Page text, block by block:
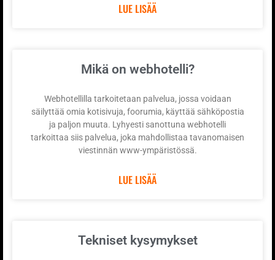
LUE LISÄÄ
Mikä on webhotelli?
Webhotellilla tarkoitetaan palvelua, jossa voidaan
säilyttää omia kotisivuja, foorumia, käyttää sähköpostia
ja paljon muuta. Lyhyesti sanottuna webhotelli
tarkoittaa siis palvelua, joka mahdollistaa tavanomaisen
viestinnän www-ympäristössä.
LUE LISÄÄ
Tekniset kysymykset